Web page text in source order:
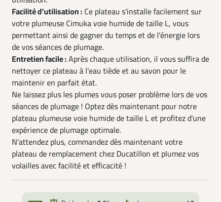
Facilité d'utilisation : Ce plateau s'installe facilement sur
votre plumeuse Cimuka voie humide de taille L, vous
permettant ainsi de gagner du temps et de l'énergie lors
de vos séances de plumage.
Entretien facile : Après chaque utilisation, il vous suffira de
nettoyer ce plateau à l'eau tiède et au savon pour le
maintenir en parfait état.
Ne laissez plus les plumes vous poser problème lors de vos
séances de plumage ! Optez dès maintenant pour notre
plateau plumeuse voie humide de taille L et profitez d'une
expérience de plumage optimale.
N'attendez plus, commandez dès maintenant votre
plateau de remplacement chez Ducatillon et plumez vos
volailles avec facilité et efficacité !